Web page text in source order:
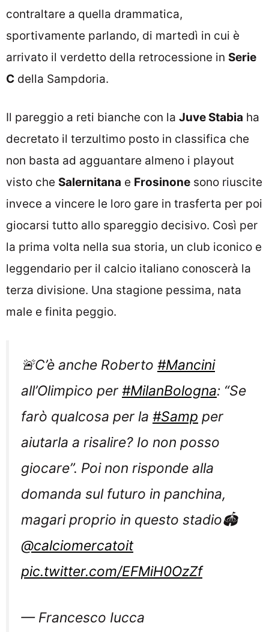
contraltare a quella drammatica,
sportivamente parlando, di martedì in cui è
arrivato il verdetto della retrocessione in Serie
C della Sampdoria.
Il pareggio a reti bianche con la Juve Stabia ha
decretato il terzultimo posto in classifica che
non basta ad agguantare almeno i playout
visto che Salernitana e Frosinone sono riuscite
invece a vincere le loro gare in trasferta per poi
giocarsi tutto allo spareggio decisivo. Così per
la prima volta nella sua storia, un club iconico e
leggendario per il calcio italiano conoscerà la
terza divisione. Una stagione pessima, nata
male e finita peggio.
🚨C’è anche Roberto #Mancini
all’Olimpico per #MilanBologna: “Se
farò qualcosa per la #Samp per
aiutarla a risalire? Io non posso
giocare”. Poi non risponde alla
domanda sul futuro in panchina,
magari proprio in questo stadio🏟️
@calciomercatoit
pic.twitter.com/EFMiH0OzZf
— Francesco Iucca